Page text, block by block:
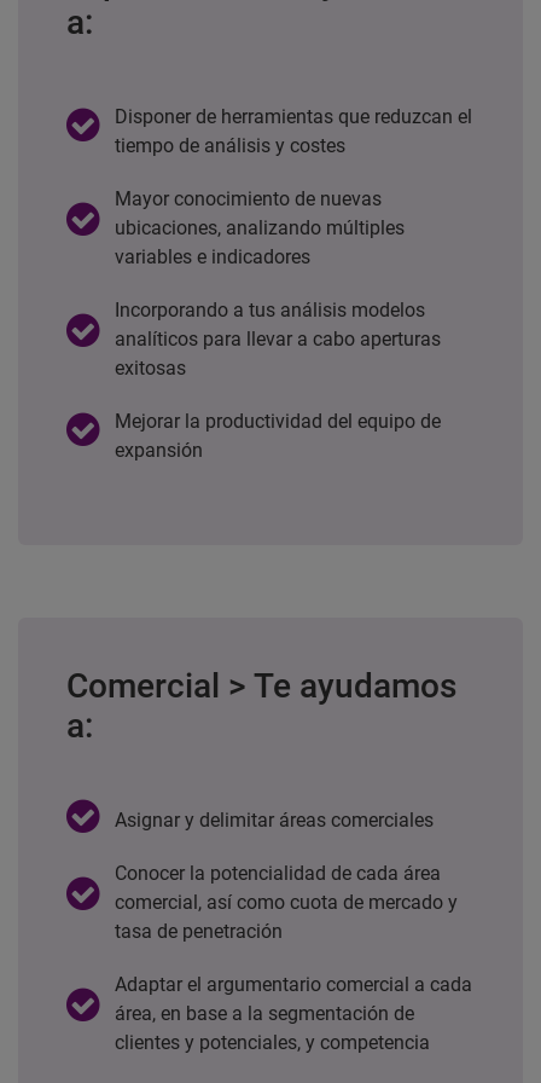
a:
Disponer de herramientas que reduzcan el
tiempo de análisis y costes
Mayor conocimiento de nuevas
ubicaciones, analizando múltiples
variables e indicadores
Incorporando a tus análisis modelos
analíticos para llevar a cabo aperturas
exitosas
Mejorar la productividad del equipo de
expansión
Comercial > Te ayudamos
a:
Asignar y delimitar áreas comerciales
Conocer la potencialidad de cada área
comercial, así como cuota de mercado y
tasa de penetración
Adaptar el argumentario comercial a cada
área, en base a la segmentación de
clientes y potenciales, y competencia